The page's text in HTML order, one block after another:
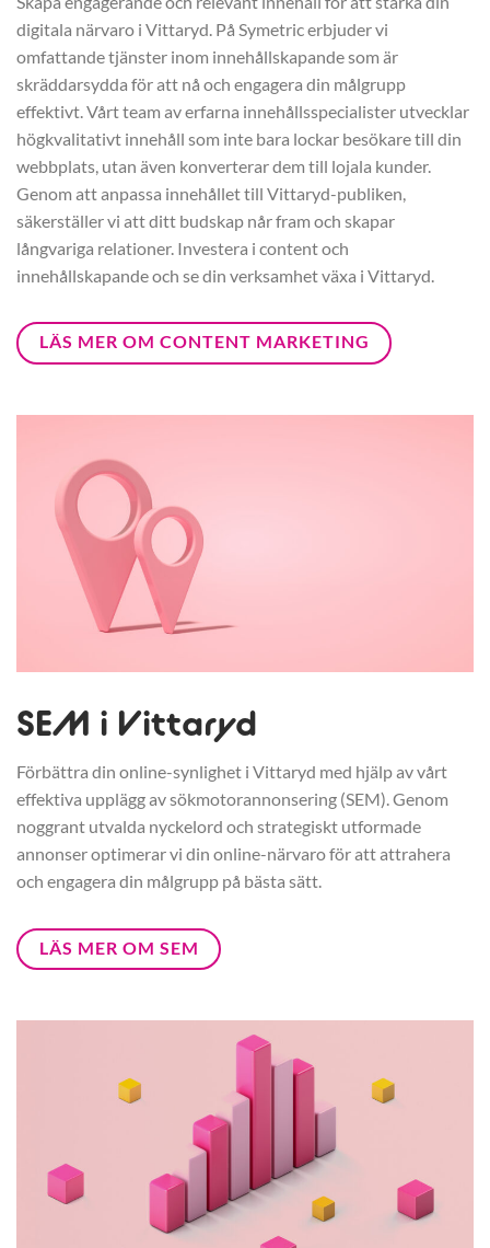
digitala närvaro i Vittaryd. På Symetric erbjuder vi
omfattande tjänster inom innehållskapande som är
skräddarsydda för att nå och engagera din målgrupp
effektivt. Vårt team av erfarna innehållsspecialister utvecklar
högkvalitativt innehåll som inte bara lockar besökare till din
webbplats, utan även konverterar dem till lojala kunder.
Genom att anpassa innehållet till Vittaryd-publiken,
säkerställer vi att ditt budskap når fram och skapar
långvariga relationer. Investera i content och
innehållskapande och se din verksamhet växa i Vittaryd.
LÄS MER OM CONTENT MARKETING
SEM i Vittaryd
Förbättra din online-synlighet i Vittaryd med hjälp av vårt
effektiva upplägg av sökmotorannonsering (SEM). Genom
noggrant utvalda nyckelord och strategiskt utformade
annonser optimerar vi din online-närvaro för att attrahera
och engagera din målgrupp på bästa sätt.
LÄS MER OM SEM